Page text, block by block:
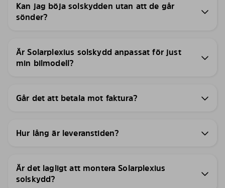
Kan jag böja solskydden utan att de går
sönder?
Är Solarplexius solskydd anpassat för just
min bilmodell?
Går det att betala mot faktura?
Hur lång är leveranstiden?
Är det lagligt att montera Solarplexius
solskydd?